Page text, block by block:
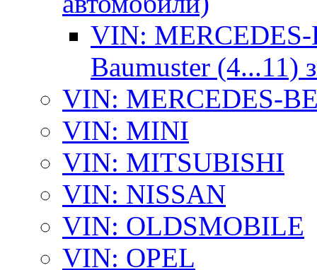
VIN: MERCEDES-
Baumuster (4...11)
VIN: MERCEDES-
VIN: MINI
VIN: MITSUBISHI
VIN: NISSAN
VIN: OLDSMOBILE
VIN: OPEL